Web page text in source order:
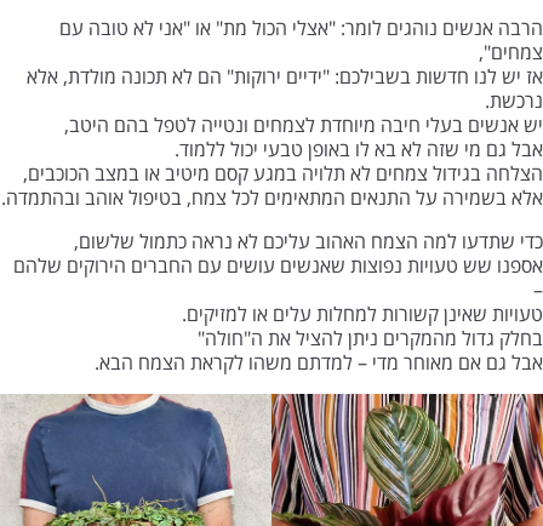
הרבה אנשים נוהגים לומר: "אצלי הכול מת" או "אני לא טובה עם
צמחים",
אז יש לנו חדשות בשבילכם: "ידיים ירוקות" הם לא תכונה מולדת, אלא
נרכשת.
יש אנשים בעלי חיבה מיוחדת לצמחים ונטייה לטפל בהם היטב,
אבל גם מי שזה לא בא לו באופן טבעי יכול ללמוד.
הצלחה בגידול צמחים לא תלויה במגע קסם מיטיב או במצב הכוכבים,
אלא בשמירה על התנאים המתאימים לכל צמח, בטיפול אוהב ובהתמדה.
כדי שתדעו למה הצמח האהוב עליכם לא נראה כתמול שלשום,
אספנו שש טעויות נפוצות שאנשים עושים עם החברים הירוקים שלהם
–
טעויות שאינן קשורות למחלות עלים או למזיקים.
בחלק גדול מהמקרים ניתן להציל את ה"חולה"
אבל גם אם מאוחר מדי – למדתם משהו לקראת הצמח הבא.